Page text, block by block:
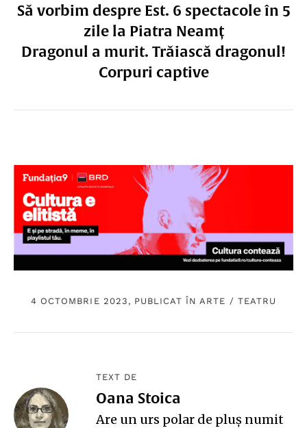
Să vorbim despre Est. 6 spectacole în 5
zile la Piatra Neamț
Dragonul a murit. Trăiască dragonul!
Corpuri captive
4 OCTOMBRIE 2023, PUBLICAT ÎN ARTE / TEATRU
TEXT DE
Oana Stoica
Are un urs polar de pluş numit